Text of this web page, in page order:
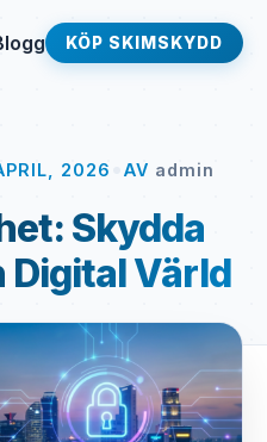
KÖP SKIMSKYDD
2026 AV admin
Skydda
Digital Värld